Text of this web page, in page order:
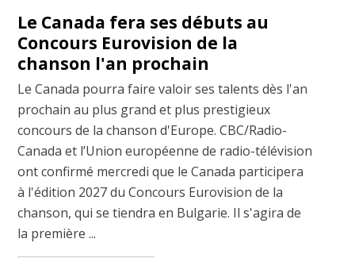
Le Canada fera ses débuts au
Concours Eurovision de la
chanson l'an prochain
Le Canada pourra faire valoir ses talents dès l'an
prochain au plus grand et plus prestigieux
concours de la chanson d'Europe. CBC/Radio-
Canada et l’Union européenne de radio-télévision
ont confirmé mercredi que le Canada participera
à l'édition 2027 du Concours Eurovision de la
chanson, qui se tiendra en Bulgarie. Il s'agira de
la première ...